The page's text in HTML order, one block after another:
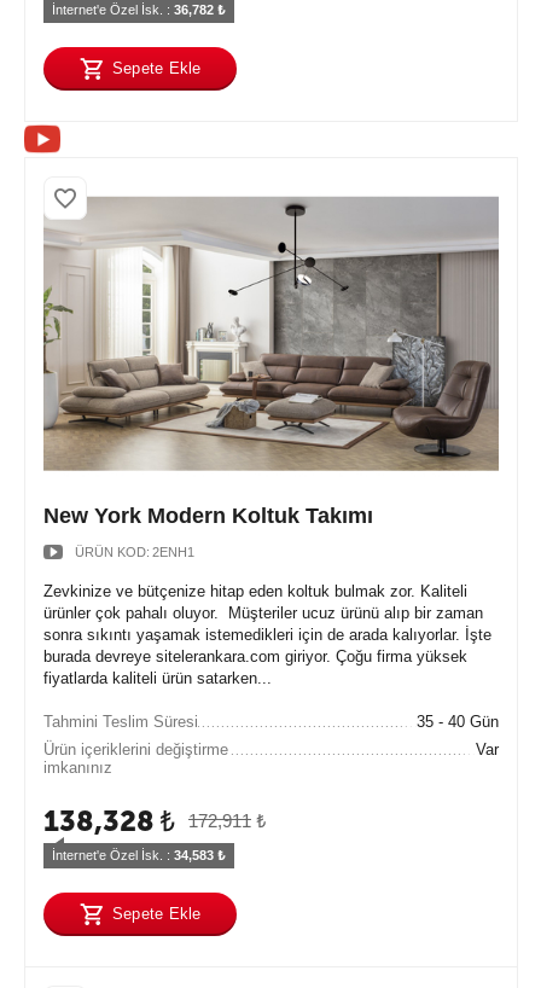
İnternet'e Özel İsk. : 36,782 ₺
Sepete Ekle
New York Modern Koltuk Takımı
ÜRÜN KOD: 2ENH1
Zevkinize ve bütçenize hitap eden koltuk bulmak zor. Kaliteli
ürünler çok pahalı oluyor. Müşteriler ucuz ürünü alıp bir zaman
sonra sıkıntı yaşamak istemedikleri için de arada kalıyorlar. İşte
burada devreye sitelerankara.com giriyor. Çoğu firma yüksek
fiyatlarda kaliteli ürün satarken...
Tahmini Teslim Süresi
35 - 40 Gün
Ürün içeriklerini değiştirme
imkanınız
Var
172,911 ₺
138,328 ₺
İnternet'e Özel İsk. : 34,583 ₺
Sepete Ekle